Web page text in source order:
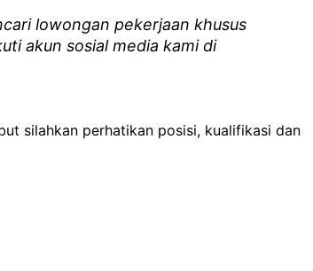
lowongan pekerjaan khusus
akun sosial media kami di
silahkan perhatikan posisi, kualifikasi dan